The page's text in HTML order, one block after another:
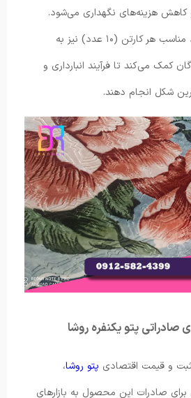
هزینه‌های نگهداری می‌شود.
بسته‌بندی منظم و تعداد مناسب هر کارتن (۱۰ عدد) نیز به
کمک می‌کند تا فرآیند انبارداری و
شکل انجام دهند.
پتو یکنفره روشا
و قیمت اقتصادی پتو روشا،
صادرات این محصول به بازارهای